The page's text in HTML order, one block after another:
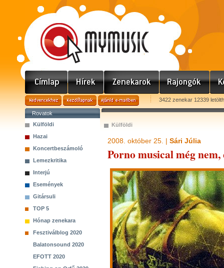
3422 zenekar 12339
Rovatok
Külföldi
Hazai
Koncertbeszámoló
Lemezkritika
Interjú
Események
Gitársuli
TOP 5
Hónap zenekara
Fesztiválblog 2020
Balatonsound 2020
EFOTT 2020
Külföldi
2008. október 25. | Sári Júlia
Porno musical még